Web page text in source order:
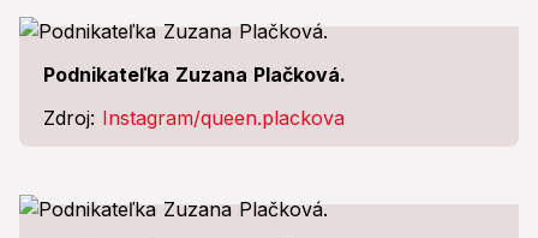
Podnikateľka Zuzana Plačková.
Zdroj: Instagram/queen.plackova